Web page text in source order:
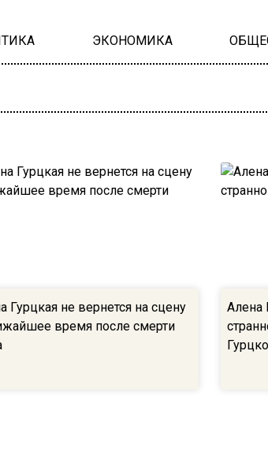
ЭКОНОМИКА
Гурцкая не вернется на сцену
время после смерти
Алена